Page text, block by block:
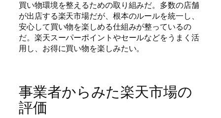
買い物環境を整えるための取り組みだ。多数の店舗
が出店する楽天市場だが、根本のルールを統一し、
安心して買い物を楽しめる仕組みが整っているの
だ。楽天スーパーポイントやセールなどをうまく活
用し、お得に買い物を楽しみたい。
事業者からみた楽天市場の
評価